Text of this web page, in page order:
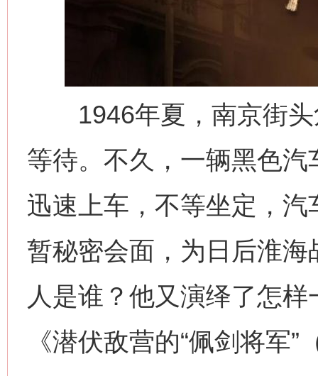
1946年夏，南京街头
等待。不久，一辆黑色
迅速上车，不等坐定，
暂秘密会面，为日后淮
人是谁？他又演绎了怎
《潜伏敌营的“佩剑将军”
网上购药对药下症？